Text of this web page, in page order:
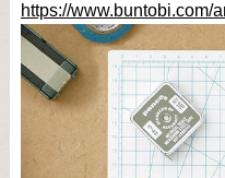
https://www.buntobi.com/